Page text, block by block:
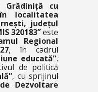
Grădiniță cu
localitatea
județul
320183”este
Regional
, în cadrul
educată”,
de politică
, cu sprijinul
Dezvoltare